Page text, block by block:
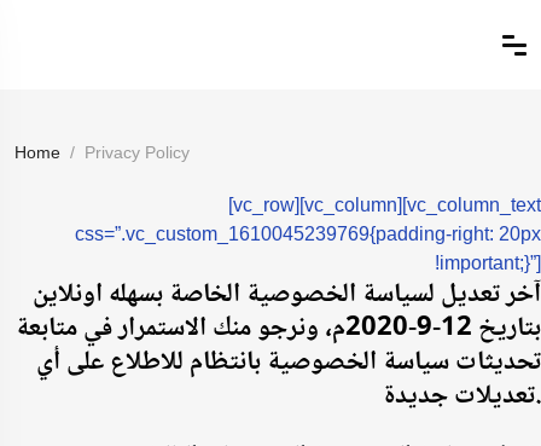
Home Privacy Policy
[vc_row][vc_column][vc_column_text
css=”.vc_custom_1610045239769{padding-right: 20px
!important;}”]
آخر تعديل لسياسة الخصوصية الخاصة بسهله اونلاين
بتاريخ 12-9-2020م، ونرجو منك الاستمرار في متابعة
تحديثات سياسة الخصوصية بانتظام للاطلاع على أي
تعديلات جديدة.